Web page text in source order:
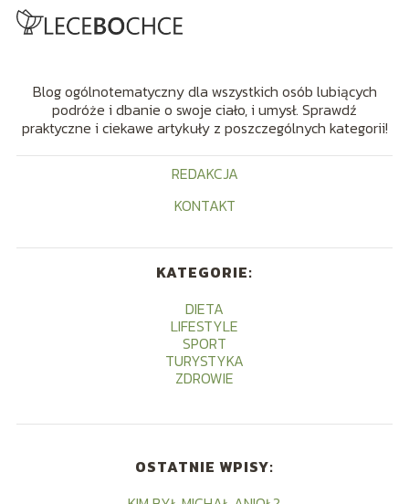
Blog ogólnotematyczny dla wszystkich osób lubiących
podróże i dbanie o swoje ciało, i umysł. Sprawdź
praktyczne i ciekawe artykuły z poszczególnych kategorii!
REDAKCJA
KONTAKT
KATEGORIE:
DIETA
LIFESTYLE
SPORT
TURYSTYKA
ZDROWIE
OSTATNIE WPISY: